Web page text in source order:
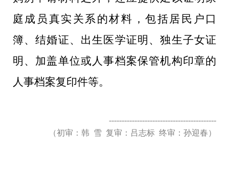
庭成员真实关系的材料，包括居民户口
簿、结婚证、出生医学证明、独生子女证
明、加盖单位或人事档案保管机构印章的
人事档案复印件等。
------------------------------------------
（初审：韩 雪 复审：吕志标 终审：孙迎春）